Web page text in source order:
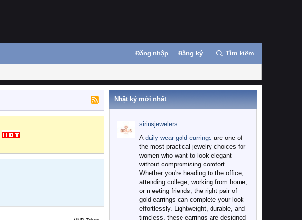
Đăng nhập Đăng ký Tìm kiếm
Nhật ký mới nhất
siriusjewelers
A daily wear gold earrings are one of
the most practical jewelry choices for
women who want to look elegant
without compromising comfort.
Whether you're heading to the office,
attending college, working from home,
or meeting friends, the right pair of
gold earrings can complete your look
effortlessly. Lightweight, durable, and
timeless, these earrings are designed